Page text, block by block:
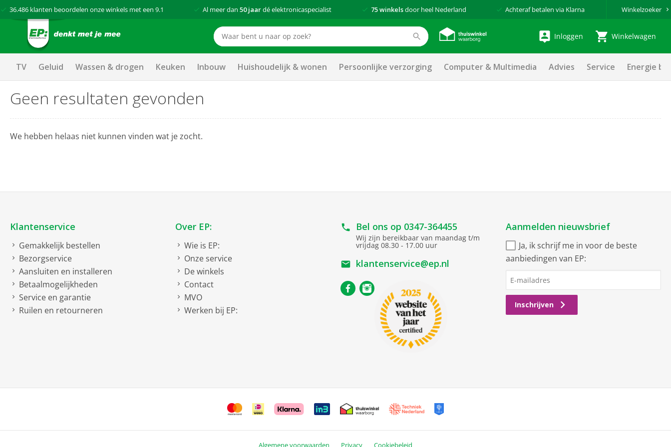
36.486 klanten beoordelen onze winkels met een 9.1 Al meer dan50 jaardé elektronicaspecialist 75 winkelsdoor heel Nederland Achteraf betalen via Klarna Winkelzoeker
Inloggen Winkelwagen
TV Geluid Wassen & drogen Keuken Inbouw Huishoudelijk & wonen Persoonlijke verzorging Computer & Multimedia Advies Service Energie
Geen resultaten gevonden
We hebben helaas niet kunnen vinden wat je zocht.
Klantenservice
Gemakkelijk bestellen
Bezorgservice
Aansluiten en installeren
Betaalmogelijkheden
Service en garantie
Ruilen en retourneren
Over EP:
Wie is EP:
Onze service
De winkels
Contact
MVO
Werken bij EP:
Bel ons op 0347-364455
Wij zijn bereikbaar van maandag t/m
vrijdag 08.30 - 17.00 uur
klantenservice@ep.nl
Aanmelden nieuwsbrief
Ja, ik schrijf me in voor de beste
aanbiedingen van EP:
Inschrijven
Algemene voorwaarden Privacy Cookiebeleid